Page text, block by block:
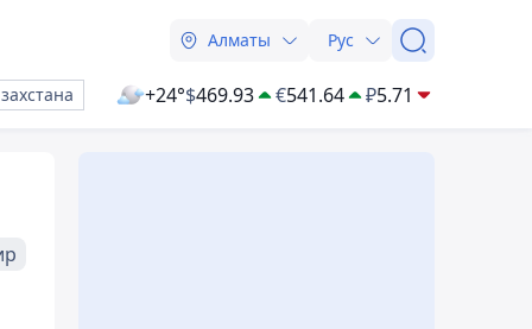
Алматы Рус
+24°$469.93 €541.64 ₽5.71